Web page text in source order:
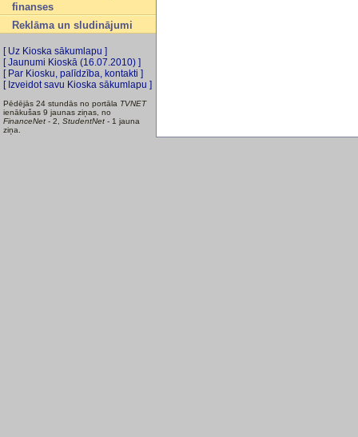
finanses
Reklāma un sludinājumi
[ Uz Kioska sākumlapu ]
[ Jaunumi Kioskā (16.07.2010) ]
[ Par Kiosku, palīdzība, kontakti ]
[ Izveidot savu Kioska sākumlapu ]
Pēdējās 24 stundās no portāla TVNET
ienākušas 9 jaunas ziņas, no
FinanceNet - 2, StudentNet - 1 jauna
ziņa.